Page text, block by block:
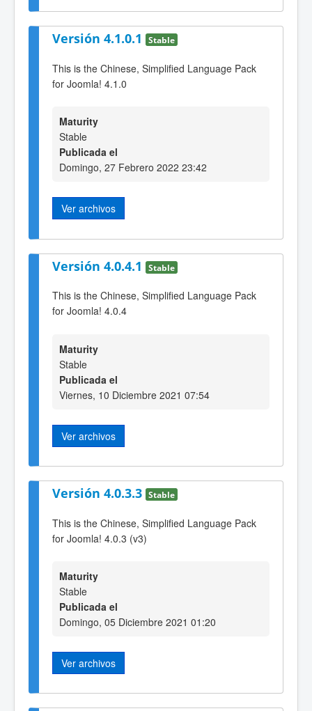
Versión 4.1.0.1 Stable
This is the Chinese, Simplified Language Pack
for Joomla! 4.1.0
Maturity
Stable
Publicada el
Domingo, 27 Febrero 2022 23:42
Ver archivos
Versión 4.0.4.1 Stable
This is the Chinese, Simplified Language Pack
for Joomla! 4.0.4
Maturity
Stable
Publicada el
Viernes, 10 Diciembre 2021 07:54
Ver archivos
Versión 4.0.3.3 Stable
This is the Chinese, Simplified Language Pack
for Joomla! 4.0.3 (v3)
Maturity
Stable
Publicada el
Domingo, 05 Diciembre 2021 01:20
Ver archivos